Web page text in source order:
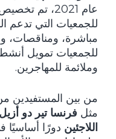
للجمعيات التي تدعم
مباشرة، ومناقصات،
للجمعيات تمويل
وملائمة للمهاجرين.
من بين المستفيدين
مثل فرنسا تير دو أزيل
اللاجئين دورًا أساسيًا